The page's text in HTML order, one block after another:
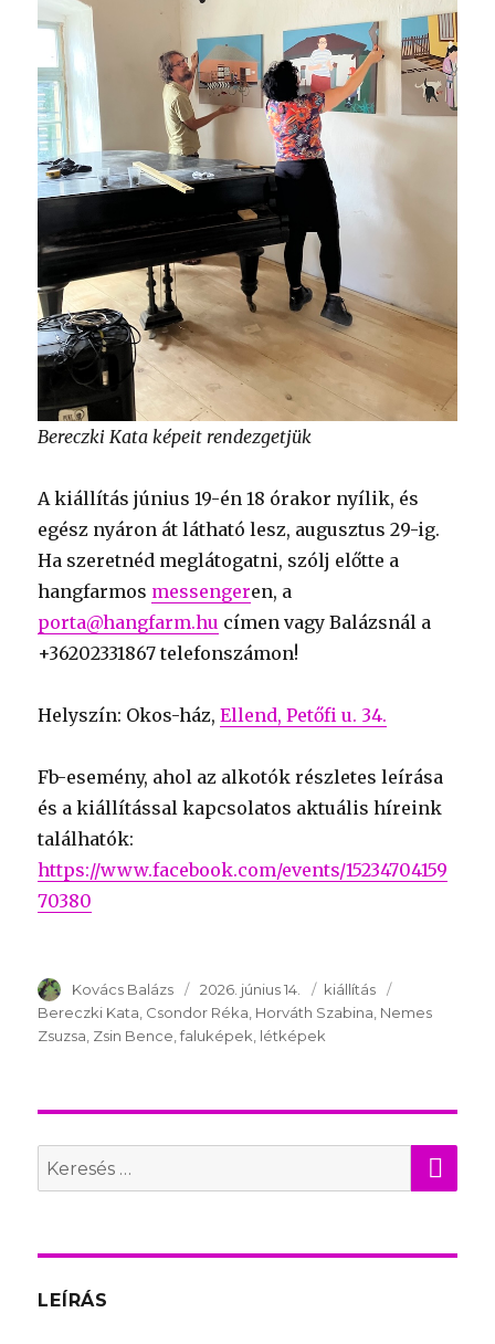
Bereczki Kata képeit rendezgetjük
A kiállítás június 19-én 18 órakor nyílik, és
egész nyáron át látható lesz, augusztus 29-ig.
Ha szeretnéd meglátogatni, szólj előtte a
hangfarmos messengeren, a
porta@hangfarm.hu címen vagy Balázsnál a
+36202331867 telefonszámon!
Helyszín: Okos-ház,Ellend, Petőfi u. 34.
Fb-esemény, ahol az alkotók részletes leírása
és a kiállítással kapcsolatos aktuális híreink
találhatók:
https://www.facebook.com/events/15234704159
70380
Szerző
Kovács Balázs Publikálva
2026. június 14. Témakör
kiállítás
Bereczki Kata Csondor Réka Horváth Szabina Nemes
Zsuzsa Zsin Bence faluképek létképek
Search
for:
LEÍRÁS